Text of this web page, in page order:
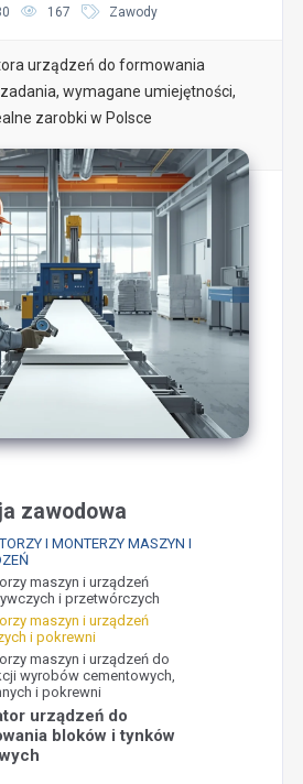
167 Zawody
urządzeń do formowania
wymagane umiejętności,
zarobki w Polsce
zawodowa
I MONTERZY MASZYN I
maszyn i urządzeń
i przetwórczych
maszyn i urządzeń
i pokrewni
maszyn i urządzeń do
wyrobów cementowych,
i pokrewni
urządzeń do
bloków i tynków